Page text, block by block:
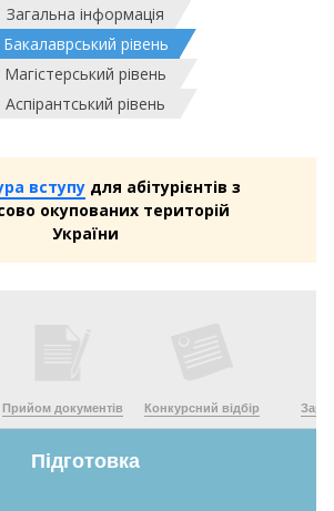
Загальна інформація
Бакалаврський рівень
Магістерський рівень
Аспірантський рівень
вступудля абітурієнтів з
окупованих територій
України
Прийом документів Конкурсний відбір
Підготовка